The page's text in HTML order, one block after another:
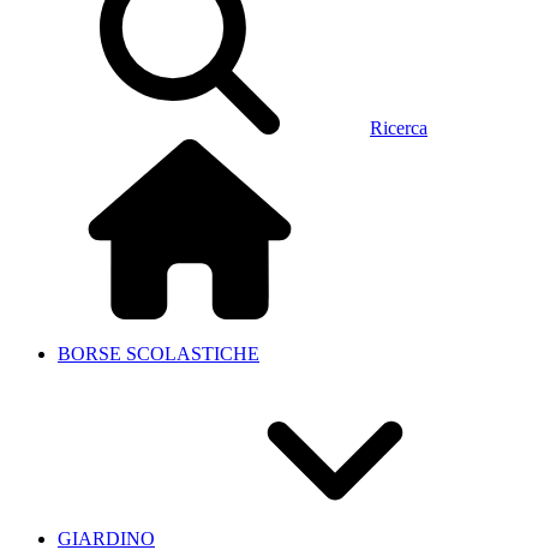
Ricerca
BORSE SCOLASTICHE
GIARDINO